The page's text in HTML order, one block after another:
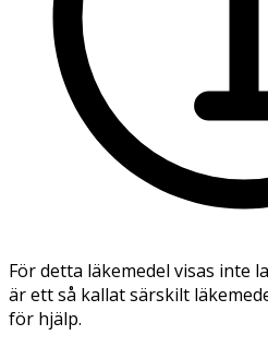
För detta läkemedel visas inte
är ett så kallat särskilt
för hjälp.